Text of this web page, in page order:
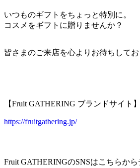
いつものギフトをちょっと特別に。
コスメをギフトに贈りませんか？
皆さまのご来店を心よりお待ちしてお
【Fruit GATHERING ブランドサイト】
https://fruitgathering.jp/
Fruit GATHERINGのSNSはこちらか